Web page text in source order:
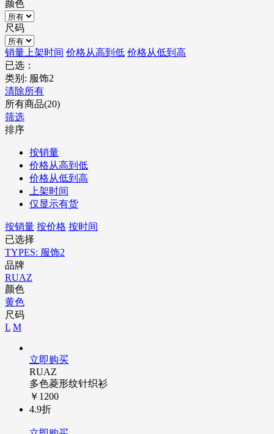
颜色
尺码
销量上架时间 价格从高到低 价格从低到高
已选：
类别: 服饰2
清除所有
所有商品(20)
筛选
排序
按销量
价格从高到低
价格从低到高
上架时间
仅显示有货
按销量 按价格 按时间
已选择
TYPES: 服饰2
品牌
RUAZ
颜色
黄色
尺码
L M
立即购买
RUAZ
多色菱形纹针织衫
￥1200
4.9折